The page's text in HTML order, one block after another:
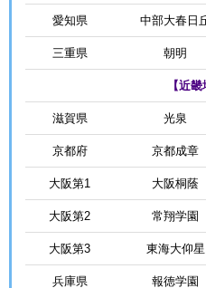
愛知県 中部大春日
三重県 朝明
【近畿
滋賀県 光泉
京都府 京都成章
大阪第1 大阪桐蔭
大阪第2 常翔学園
大阪第3 東海大仰星
兵庫県 報徳学園